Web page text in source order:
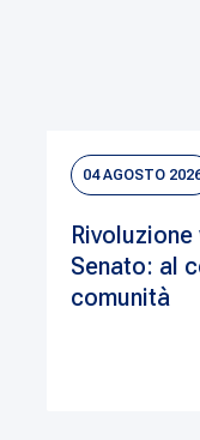
04 AGOSTO
Senato: al
comunità